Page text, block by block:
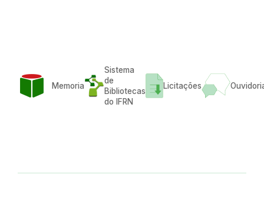
Memoria
Sistema
de
Bibliotecas
do IFRN
Licitações